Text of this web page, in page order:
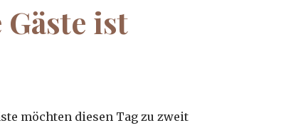
ist
möchten diesen Tag zu zweit